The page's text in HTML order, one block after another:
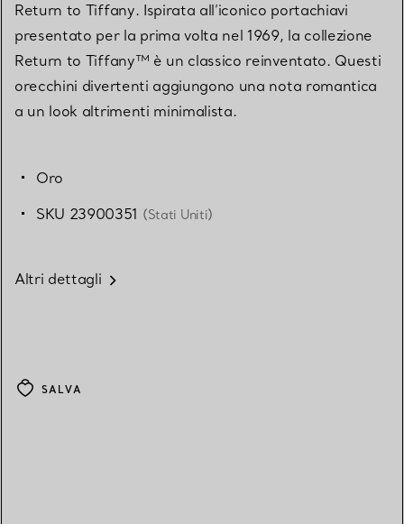
Return to Tiffany. Ispirata all’iconico portachiavi
presentato per la prima volta nel 1969, la collezione
Return to Tiffany™ è un classico reinventato. Questi
orecchini divertenti aggiungono una nota romantica
a un look altrimenti minimalista.
Oro
SKU 23900351 (Stati Uniti)
Altri dettagli
SALVA